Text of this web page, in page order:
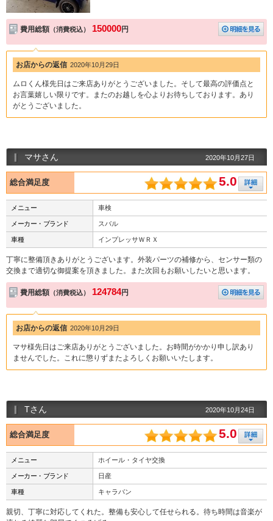
費用総額 （消費税込） 150000円
お店からの返信 2020年10月29日
ムロくん様先日はご来店ありがとうございました。そして最高の評価点と
お言葉嬉しい限りです。またのお越しを心よりお待ちしております。あり
がとうございました。
マサさん 2020年10月27日
総合満足度 5.0
メニュー 車検
メーカー・ブランド スバル
車種 インプレッサＷＲＸ
丁寧に整備頂きありがとうございます。外装パーツの補修から、センサー類の
交換まで適切な御提案を頂きました。また次回もお願いしたいと思います。
費用総額 （消費税込） 124784円
お店からの返信 2020年10月29日
マサ様先日はご来店ありがとうございました。お時間がかかり申し訳あり
ませんでした。これに懲りずまたよろしくお願いいたします。
Tさん 2020年10月24日
総合満足度 5.0
メニュー ホイール・タイヤ交換
メーカー・ブランド 日産
車種 キャラバン
親切、丁寧に対応してくれた。整備も安心して任せられる。待ち時間は音楽が